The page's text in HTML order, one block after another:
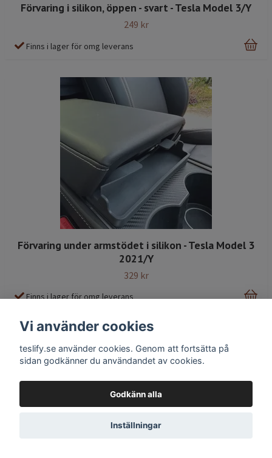
Förvaring i silikon, öppen - svart - Tesla Model 3/Y
249 kr
Finns i lager för omg leverans
Förvaring under armstödet i silikon - Tesla Model 3
2021/Y
329 kr
Finns i lager för omg leverans
Vi använder cookies
teslify.se använder cookies. Genom att fortsätta på
sidan godkänner du användandet av cookies.
Godkänn alla
Inställningar